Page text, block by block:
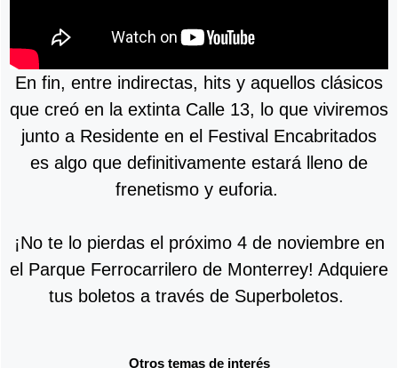
En fin, entre indirectas, hits y aquellos clásicos
que creó en la extinta Calle 13, lo que viviremos
junto a Residente en el Festival Encabritados
es algo que definitivamente estará lleno de
frenetismo y euforia.
¡No te lo pierdas el próximo 4 de noviembre en
el Parque Ferrocarrilero de Monterrey! Adquiere
tus boletos a través de Superboletos.
Otros temas de interés